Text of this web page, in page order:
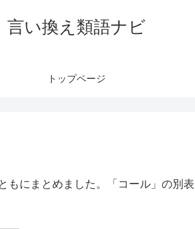
言い換え類語ナビ
トップページ
もにまとめました。「コール」の別表